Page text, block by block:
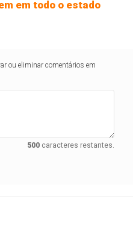
em todo o estado
ou eliminar comentários em
500caracteres restantes.